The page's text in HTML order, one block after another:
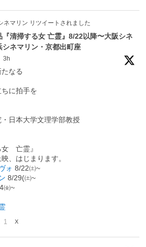
ネマリン リツイートされました
『清掃する女 亡霊』8/22以降〜大阪シネ
シネマリン・京都出町座
3h
なる
拍手を
・日本大学文理学部教授
女 亡霊』
、はじまります。
ォ 8/22㈯~
8/29(㈯~
㈮~
1 X